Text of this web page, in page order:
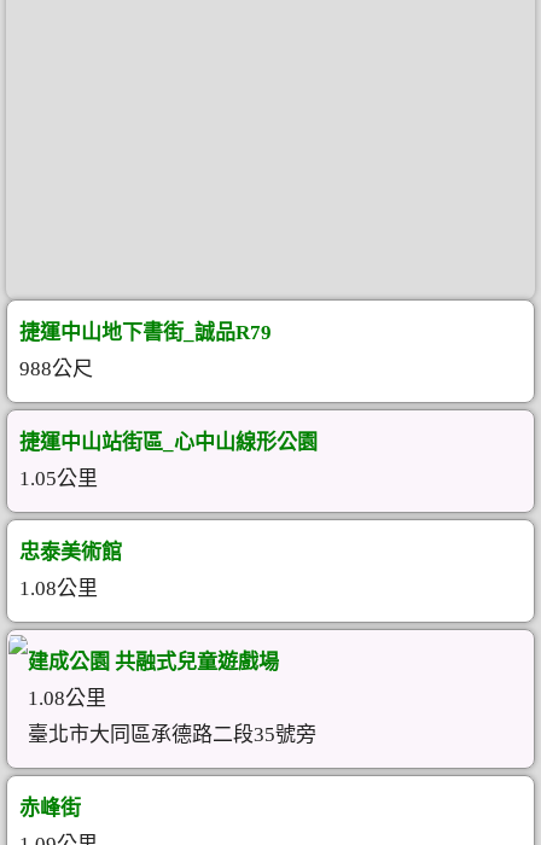
捷運中山地下書街_誠品R79
988公尺
捷運中山站街區_心中山線形公園
1.05公里
忠泰美術館
1.08公里
建成公園 共融式兒童遊戲場
1.08公里
臺北市大同區承德路二段35號旁
赤峰街